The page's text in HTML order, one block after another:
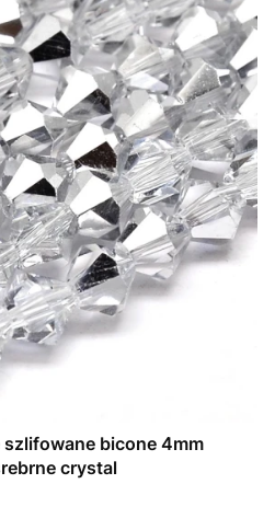
bicone 4mm
crystal